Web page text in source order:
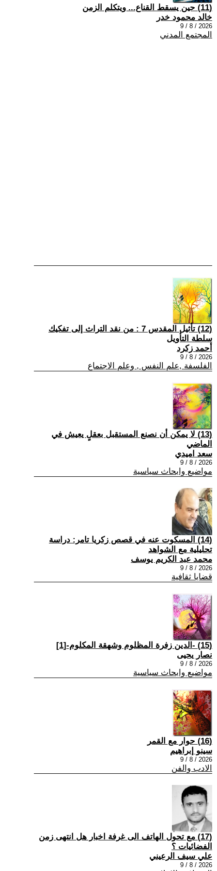
(11) حين يسقط القناع... ويتكلم الزمن
خالد محمود خدر
2026 / 8 / 9
المجتمع المدني
(12) تأثيل المقدس 7 : من نقد التراث إلى تفكيك
سلطة التأويل
أحمد زكرد
2026 / 8 / 9
الفلسفة ,علم النفس , وعلم الاجتماع
(13) لا يمكن أن نصنع المستقبل بعقلٍ يعيش في
الماضي
سعد اميدي
2026 / 8 / 9
مواضيع وابحاث سياسية
(14) المسكوت عنه في قصص زكريا تامر: دراسة
تحليلية مع الشواهد
محمد عبد الكريم يوسف
2026 / 8 / 9
قضايا ثقافية
(15) -الدين زفرة المظلوم وشهقة المكلوم-[1]
نصار يحيى
2026 / 8 / 9
مواضيع وابحاث سياسية
(16) حوار مع القمر
سينو إبراهيم
2026 / 8 / 9
الادب والفن
(17) مع تحول الهاتف الى غرفة اخبار هل انتهى زمن
الفضائيات ؟
علي سيف الرعيني
2026 / 8 / 9